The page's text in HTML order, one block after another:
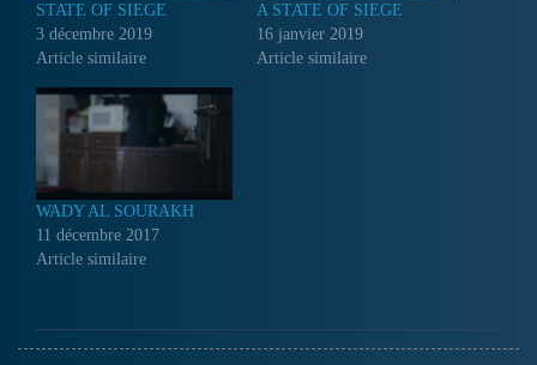
STATE OF SIEGE
3 décembre 2019
Article similaire
A STATE OF SIEGE
16 janvier 2019
Article similaire
WADY AL SOURAKH
11 décembre 2017
Article similaire